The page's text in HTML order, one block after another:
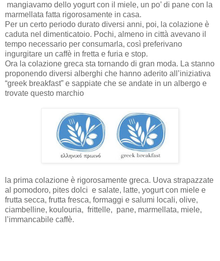
mangiavamo dello yogurt con il miele, un po’ di pane con la
marmellata fatta rigorosamente in casa.
Per un certo periodo durato diversi anni, poi, la colazione è
caduta nel dimenticatoio. Pochi, almeno in città avevano il
tempo necessario per consumarla, così preferivano
ingurgitare un caffè in fretta e furia e stop.
Ora la colazione greca sta tornando di gran moda. La stanno
proponendo diversi alberghi che hanno aderito all’iniziativa
“greek breakfast” e sappiate che se andate in un albergo e
trovate questo marchio
la prima colazione è rigorosamente greca. Uova strapazzate
al pomodoro, pites dolci e salate, latte, yogurt con miele e
frutta secca, frutta fresca, formaggi e salumi locali, olive,
ciambelline, koulouria, frittelle, pane, marmellata, miele,
l’immancabile caffè.